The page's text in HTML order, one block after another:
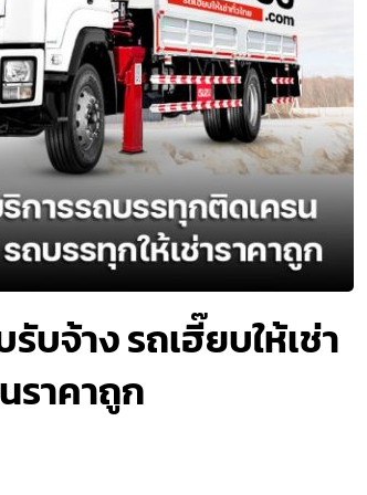
บจ้าง รถเฮี๊ยบให้เช่า
ราคาถูก